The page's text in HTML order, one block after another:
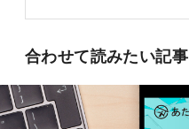
合わせて読みたい記事